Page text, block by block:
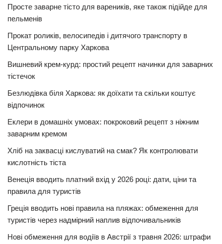
Просте заварне тісто для вареників, яке також підійде для
пельменів
Прокат роликів, велосипедів і дитячого транспорту в
Центральному парку Харкова
Вишневий крем-курд: простий рецепт начинки для заварних
тістечок
Безлюдівка біля Харкова: як доїхати та скільки коштує
відпочинок
Еклери в домашніх умовах: покроковий рецепт з ніжним
заварним кремом
Хліб на заквасці кислуватий на смак? Як контролювати
кислотність тіста
Венеція вводить платний вхід у 2026 році: дати, ціни та
правила для туристів
Греція вводить нові правила на пляжах: обмеження для
туристів через надмірний наплив відпочивальників
Нові обмеження для водіїв в Австрії з травня 2026: штрафи